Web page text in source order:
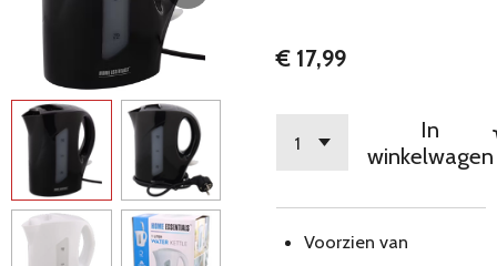
€ 17,99
In
winkelwagen
Voorzien van